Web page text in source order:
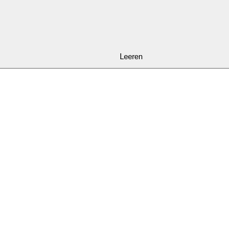
Leeren